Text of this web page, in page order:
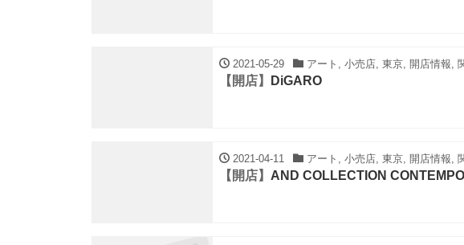
2021-05-29 アート, 小売店, 東京, 開店情報,
【開店】 DiGARO
2021-04-11 アート, 小売店, 東京, 開店情報,
【開店】 AND COLLECTION